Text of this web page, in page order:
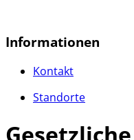
Informationen
Kontakt
Standorte